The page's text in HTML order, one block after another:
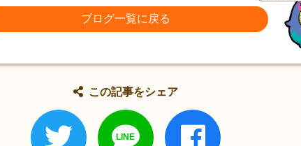
ブログ一覧に戻る
この記事をシェア